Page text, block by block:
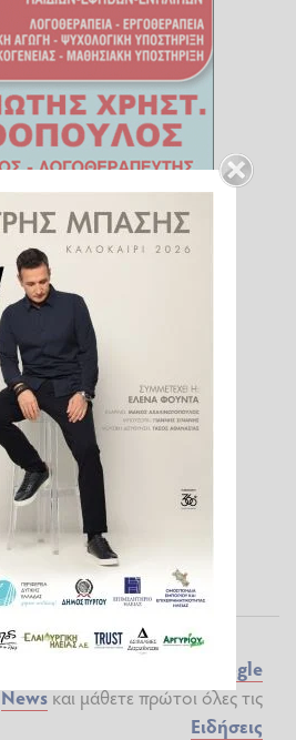
Google
Newsκαι μάθετε πρώτοι όλες τις
Ειδήσεις